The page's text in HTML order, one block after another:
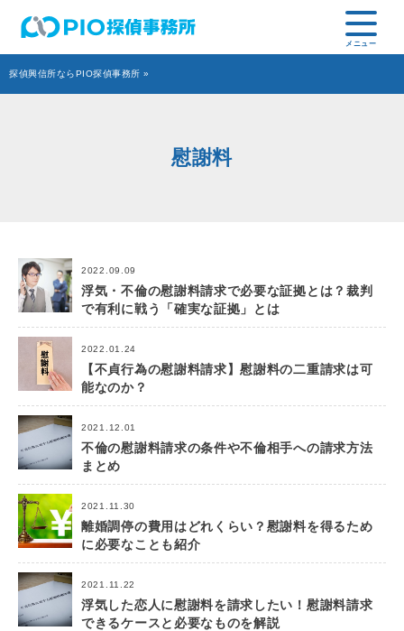
探偵興信所ならPIO探偵事務所 »
慰謝料
2022.09.09
浮気・不倫の慰謝料請求で必要な証拠とは？裁判
で有利に戦う「確実な証拠」とは
2022.01.24
【不貞行為の慰謝料請求】慰謝料の二重請求は可
能なのか？
2021.12.01
不倫の慰謝料請求の条件や不倫相手への請求方法
まとめ
2021.11.30
離婚調停の費用はどれくらい？慰謝料を得るため
に必要なことも紹介
2021.11.22
浮気した恋人に慰謝料を請求したい！慰謝料請求
できるケースと必要なものを解説